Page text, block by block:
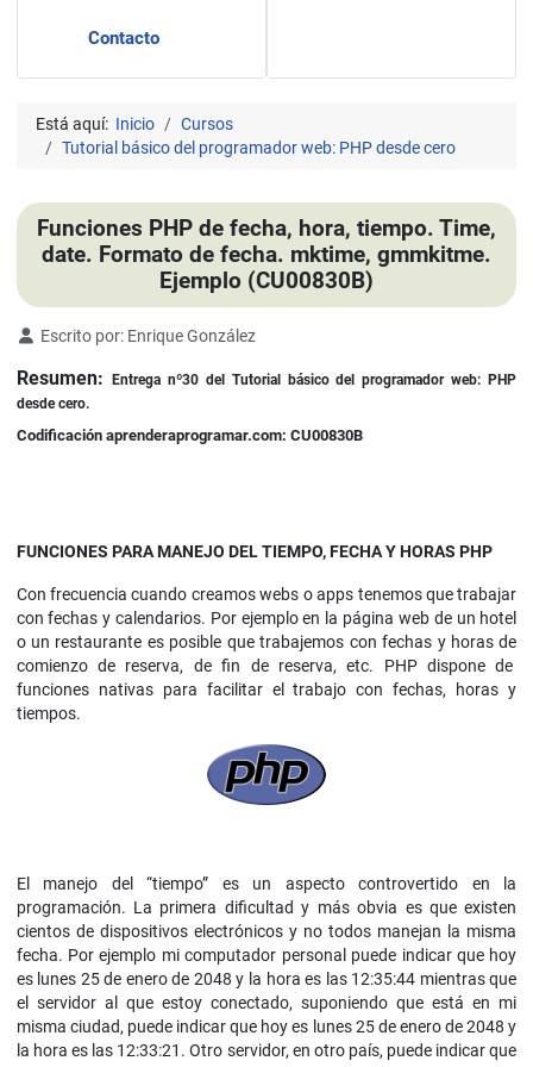
Contacto
Está aquí: Inicio
Cursos
Tutorial básico del programador web: PHP desde cero
Funciones PHP de fecha, hora, tiempo. Time,
date. Formato de fecha. mktime, gmmkitme.
Ejemplo (CU00830B)
Detalles
Escrito por: Enrique González
Resumen: Entrega nº30del Tutorial básico del programador web: PHP
desde cero.
Codificación aprenderaprogramar.com: CU00830B
FUNCIONES PARA MANEJO DEL TIEMPO, FECHA Y HORAS PHP
Con frecuencia cuando creamos webs o apps tenemos que trabajar
con fechas y calendarios. Por ejemplo en la página web de un hotel
o un restaurante es posible que trabajemos con fechas y horas de
comienzo de reserva, de fin de reserva, etc. PHP dispone de
funciones nativas para facilitar el trabajo con fechas, horas y
tiempos.
El manejo del “tiempo” es un aspecto controvertido en la
programación. La primera dificultad y más obvia es que existen
cientos de dispositivos electrónicos y no todos manejan la misma
fecha. Por ejemplo mi computador personal puede indicar que hoy
es lunes 25 de enero de 2048 y la hora es las 12:35:44 mientras que
el servidor al que estoy conectado, suponiendo que está en mi
misma ciudad, puede indicar que hoy es lunes 25 de enero de 2048 y
la hora es las 12:33:21. Otro servidor, en otro país, puede indicar que